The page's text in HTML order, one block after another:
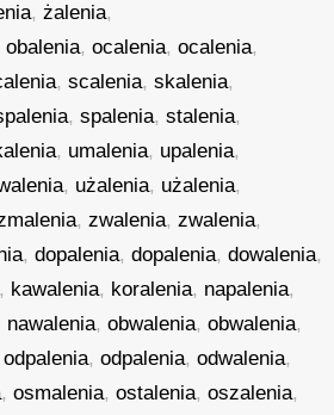
,żalenia,
obalenia,ocalenia,ocalenia,
,scalenia,skalenia,
,spalenia,stalenia,
, umalenia, upalenia,
, użalenia, użalenia,
,zwalenia,zwalenia,
,dopalenia,dopalenia,dowalenia,
, kawalenia, koralenia, napalenia,
nawalenia,obwalenia,obwalenia,
odpalenia,odpalenia,odwalenia,
,osmalenia,ostalenia,oszalenia,